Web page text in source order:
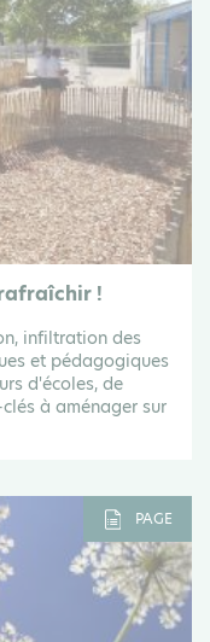
!
infiltration des
et pédagogiques
d'écoles, de
à aménager sur
PAGE